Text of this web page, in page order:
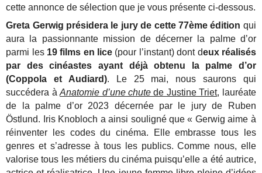
cette annonce de sélection que je vous présente ci-dessous.
Greta Gerwig présidera le jury de cette 77ème édition qui
aura la passionnante mission de décerner la palme d’or
parmi les 19 films en lice (pour l’instant) dont deux réalisés
par des cinéastes ayant déjà obtenu la palme d’or
(Coppola et Audiard). Le 25 mai, nous saurons qui
succédera àAnatomie d’une chute de Justine Triet, lauréate
de la palme d’or 2023 décernée par le jury de Ruben
Östlund. Iris Knobloch a ainsi souligné que « Gerwig aime à
réinventer les codes du cinéma. Elle embrasse tous les
genres et s’adresse à tous les publics. Comme nous, elle
valorise tous les métiers du cinéma puisqu’elle a été autrice,